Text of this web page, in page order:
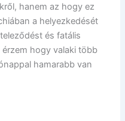
hanem az hogy ez
a helyezkedését
és fatális
hogy valaki több
hamarabb van